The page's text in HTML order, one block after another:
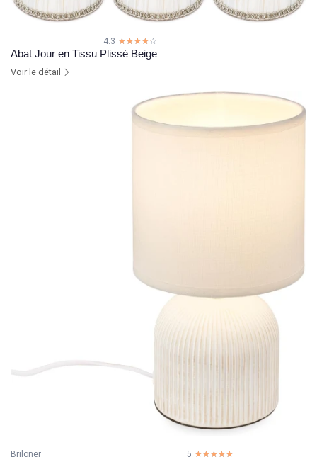
4.3 ☆☆☆☆☆
★★★★★
Abat Jour en Tissu Plissé Beige
Voir le détail
Briloner 5 ☆☆☆☆☆
★★★★★